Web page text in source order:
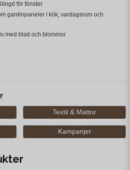
för fönster
gardinpaneler i kök, vardagsrum och
med blad och blommor
Textil & Mattor
Kampanjer